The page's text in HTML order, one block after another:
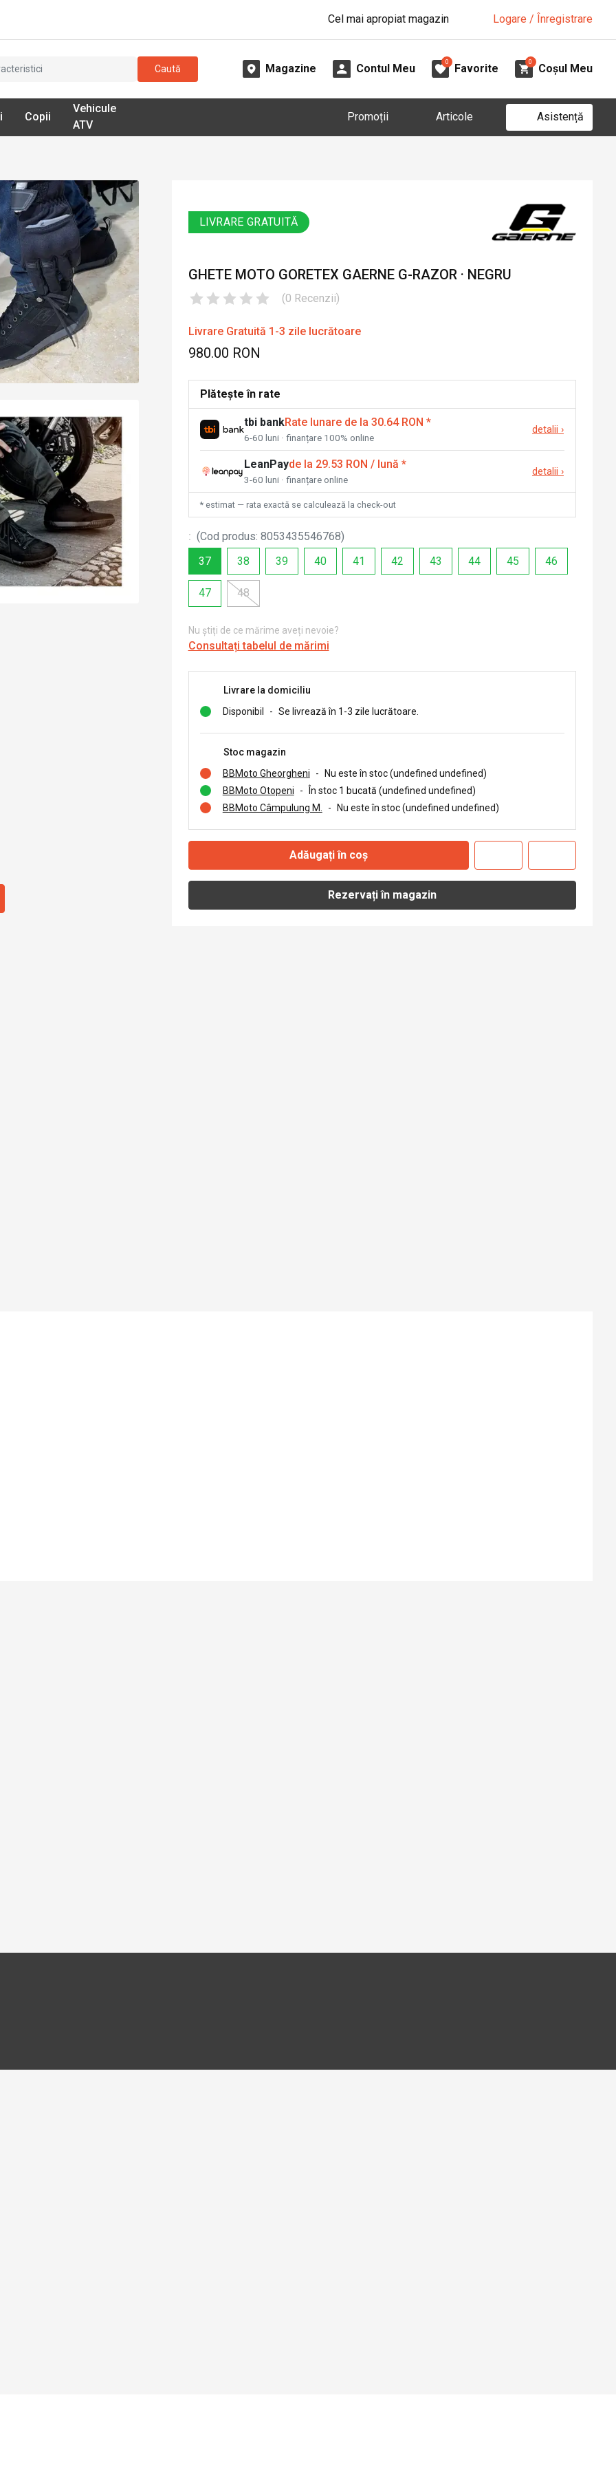
Cel mai apropiat magazin Logare / Înregistrare
Caută Magazine Contul Meu
0
Favorite
0
Coșul Meu
Copii
Vehicule
ATV
Promoții Articole Asistență
LIVRARE GRATUITĂ
GHETE MOTO GORETEX GAERNE G-RAZOR · NEGRU
(0 Recenzii)
Livrare Gratuită 1-3 zile lucrătoare
980.00 RON
Plătește în rate
tbi bankRate lunare de la 30.64 RON *
6-60 luni · finanțare 100% online
detalii ›
LeanPayde la 29.53 RON / lună *
3-60 luni · finanțare online
detalii ›
* estimat — rata exactă se calculează la check-out
: (Cod produs: 8053435546768)
37
38 39 40 41 42 43 44 45 46
47 48
Nu știți de ce mărime aveți nevoie?
Consultați tabelul de mărimi
Livrare la domiciliu
Disponibil
- Se livrează în 1-3 zile lucrătoare.
Stoc magazin
BBMoto Gheorgheni
-
Nu este în stoc (undefined undefined)
BBMoto Otopeni
-
În stoc 1 bucată (undefined undefined)
BBMoto Câmpulung M.
- Nu este în stoc (undefined undefined)
Adăugați în coș
Rezervați în magazin